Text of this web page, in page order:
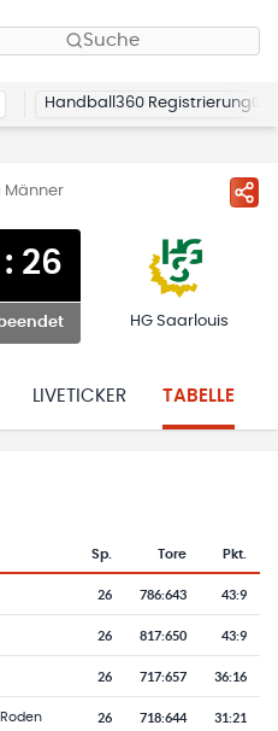
Suche
Handball360 Registrierung
Männer
: 26
HG Saarlouis
LIVETICKER TABELLE
Sp. Tore Pkt.
26 786:643 43:9
26 817:650 43:9
26 717:657 36:16
26 718:644 31:21